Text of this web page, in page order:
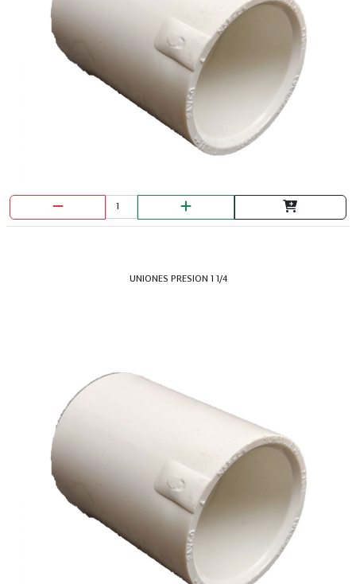
LLAVE MIXTA HOPEX 12MM
UNIONES PRESION 1 1/4